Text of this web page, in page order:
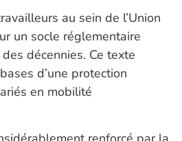
au sein de l’Union
un socle réglementaire
décennies. Ce texte
d’une protection
en mobilité